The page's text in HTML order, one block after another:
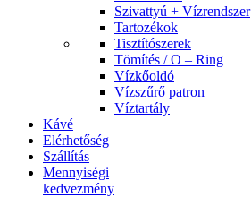
Szivattyú + Vízrendszer
Tartozékok
Tisztítószerek
Tömítés / O – Ring
Vízkőoldó
Vízszűrő patron
Víztartály
Kávé
Elérhetőség
Szállítás
Mennyiségi
kedvezmény